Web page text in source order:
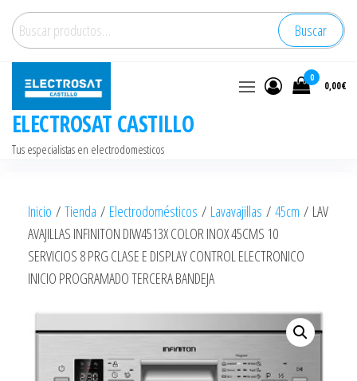
Saltar
contenido
Buscar
por:
Buscar
ELECTROSAT CASTILLO
Tus especialistas en electrodomesticos
0
0,00€
Inicio / Tienda / Electrodomésticos / Lavavajillas / 45cm / LAV
AVAJILLAS INFINITON DIW4513X COLOR INOX 45CMS 10
SERVICIOS 8 PRG CLASE E DISPLAY CONTROL ELECTRONICO
INICIO PROGRAMADO TERCERA BANDEJA